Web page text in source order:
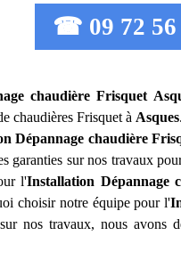
☎ 09 72 56
chaudière Frisquet
chaudières Frisquet à Asques
Dépannage chaudière
garanties sur nos travaux
l'Installation Dépannage
choisir notre équipe pour l'
nos travaux, nous